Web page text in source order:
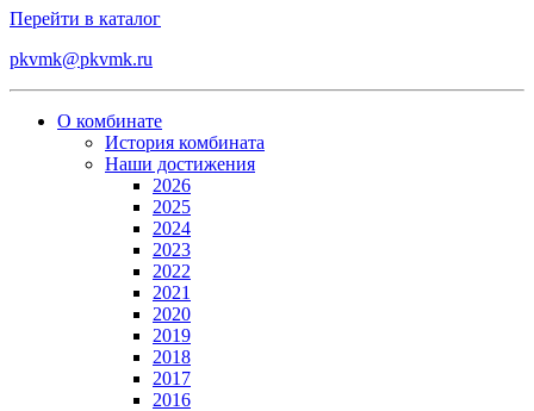
Перейти в каталог
pkvmk@pkvmk.ru
О комбинате
История комбината
Наши достижения
2026
2025
2024
2023
2022
2021
2020
2019
2018
2017
2016